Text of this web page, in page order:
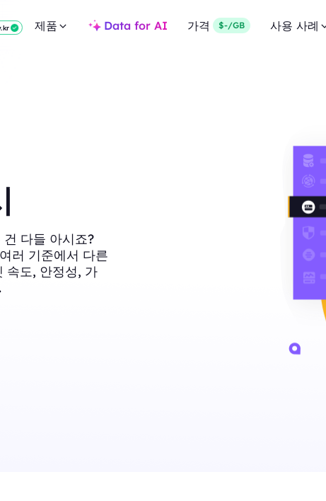
제품 Data for AI 가격 $-/GB 사용 사례
다들 아시죠?
러 기준에서 다른
속도, 안정성, 가